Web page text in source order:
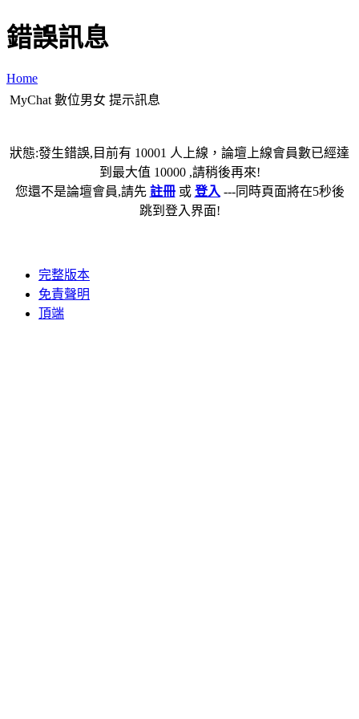
錯誤訊息
Home
MyChat 數位男女 提示訊息
狀態:發生錯誤,目前有 10001 人上線，論壇上線會員數已經達
到最大值 10000 ,請稍後再來!
您還不是論壇會員,請先 註冊或 登入 ---同時頁面將在5秒後
跳到登入界面!
完整版本
免責聲明
頂端